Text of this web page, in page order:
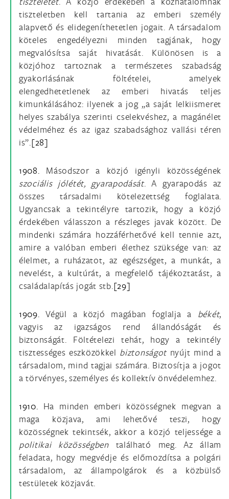
tiszteletben kell tartania az emberi személy
alapvető és elidegeníthetetlen jogait. A társadalom
köteles engedélyezni minden tagjának, hogy
megvalósítsa saját hivatását. Különösen is a
közjóhoz tartoznak a természetes szabadság
gyakorlásának föltételei, amelyek
elengedhetetlenek az emberi hivatás teljes
kimunkálásához: ilyenek a jog „a saját lelkiismeret
helyes szabálya szerinti cselekvéshez, a magánélet
védelméhez és az igaz szabadsághoz vallási téren
is”.[28]
1908. Másodszor a közjó igényli közösségének
szociális jólétét, gyarapodását. A gyarapodás az
összes társadalmi kötelezettség foglalata.
Ugyancsak a tekintélyre tartozik, hogy a közjó
érdekében válasszon a részleges javak között. De
mindenki számára hozzáférhetővé kell tennie azt,
amire a valóban emberi élethez szüksége van: az
élelmet, a ruházatot, az egészséget, a munkát, a
nevelést, a kultúrát, a megfelelő tájékoztatást, a
családalapítás jogát stb.[29]
1909. Végül a közjó magában foglalja a békét,
vagyis az igazságos rend állandóságát és
biztonságát. Föltételezi tehát, hogy a tekintély
tisztességes eszközökkel biztonságotnyújt mind a
társadalom, mind tagjai számára. Biztosítja a jogot
a törvényes, személyes és kollektív önvédelemhez.
1910. Ha minden emberi közösségnek megvan a
maga közjava, ami lehetővé teszi, hogy
közösségnek tekintsék, akkor a közjó teljessége a
politikai közösségbentalálható meg. Az állam
feladata, hogy megvédje és előmozdítsa a polgári
társadalom, az állampolgárok és a közbülső
testületek közjavát.